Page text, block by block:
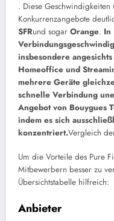
. Diese
Konkurrenzangebote
SFRund sogar Orange. In
insbesondere
Homeoffice und
mehrere Geräte
schnelle Verbindung
Angebot von Bouygues
indem es sich
konzentriert.Vergleich
Um die Vorteile des Pure
Mitbewerbern besser zu
Übersichtstabelle hilfreich:
Anbieter